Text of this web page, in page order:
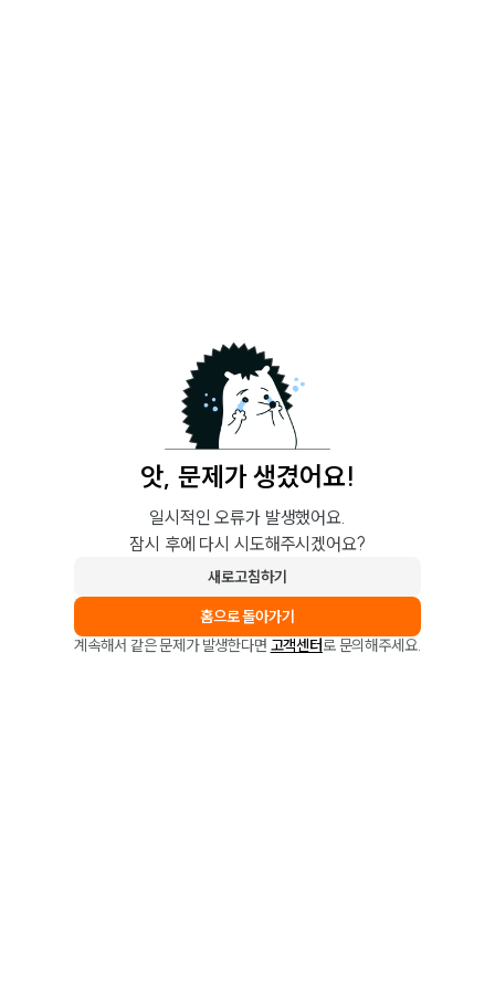
앗, 문제가 생겼어요!
일시적인 오류가 발생했어요.
잠시 후에 다시 시도해주시겠어요?
새로고침하기
홈으로 돌아가기
계속해서 같은 문제가 발생한다면 고객센터로 문의해주세요.